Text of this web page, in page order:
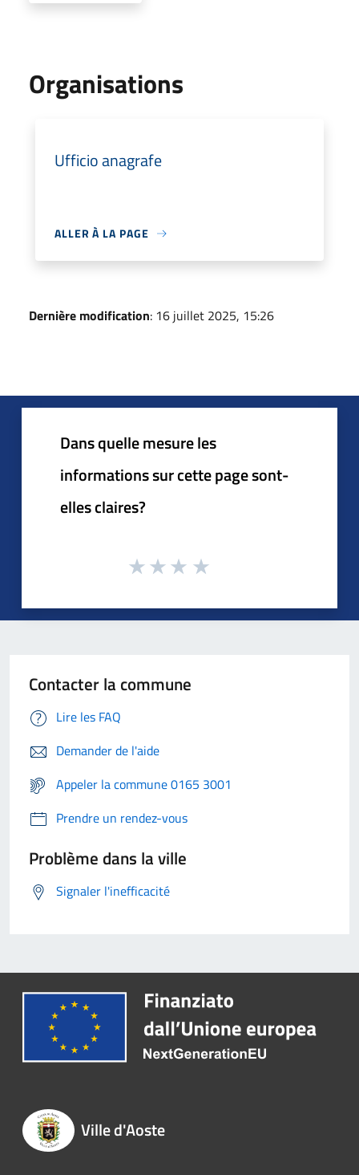
Organisations
Ufficio anagrafe
ALLER À LA PAGE
Dernière modification: 16 juillet 2025, 15:26
Dans quelle mesure les
informations sur cette page sont-
elles claires?
Contacter la commune
Lire les FAQ
Demander de l'aide
Appeler la commune 0165 3001
Prendre un rendez-vous
Problème dans la ville
Signaler l'inefficacité
Ville d'Aoste